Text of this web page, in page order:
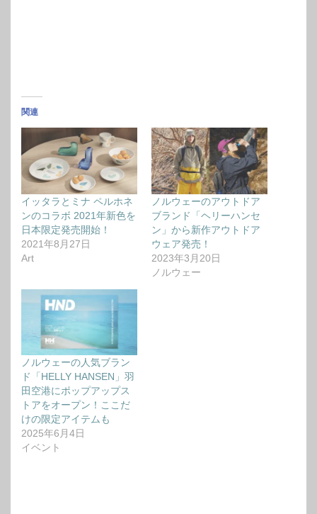
関連
イッタラとミナ ペルホネ
ンのコラボ 2021年新色を
日本限定発売開始！
2021年8月27日
Art
ノルウェーのアウトドア
ブランド「ヘリーハンセ
ン」から新作アウトドア
ウェア発売！
2023年3月20日
ノルウェー
ノルウェーの人気ブラン
ド「HELLY HANSEN」羽
田空港にポップアップス
トアをオープン！ここだ
けの限定アイテムも
2025年6月4日
イベント